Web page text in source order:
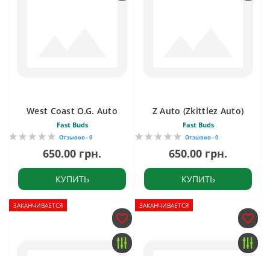
West Coast O.G. Auto
Fast Buds
Отзывов - 0
650.00 грн.
КУПИТЬ
Z Auto (Zkittlez Auto)
Fast Buds
Отзывов - 0
650.00 грн.
КУПИТЬ
ЗАКАНЧИВАЕТСЯ ЗАКАНЧИВАЕТСЯ